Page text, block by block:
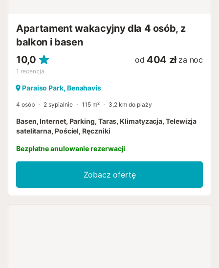
Apartament wakacyjny dla 4 osób, z
balkon i basen
10,0
1 recenzja
od 404 zł za noc
Paraiso Park, Benahavís
4 osób 2 sypialnie 115 m² 3,2 km do plaży
Basen, Internet, Parking, Taras, Klimatyzacja, Telewizja
satelitarna, Pościel, Ręczniki
Bezpłatne anulowanie rezerwacji
Zobacz ofertę